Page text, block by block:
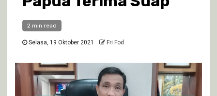
2 min read
Selasa, 19 Oktober 2021 Fri Fod